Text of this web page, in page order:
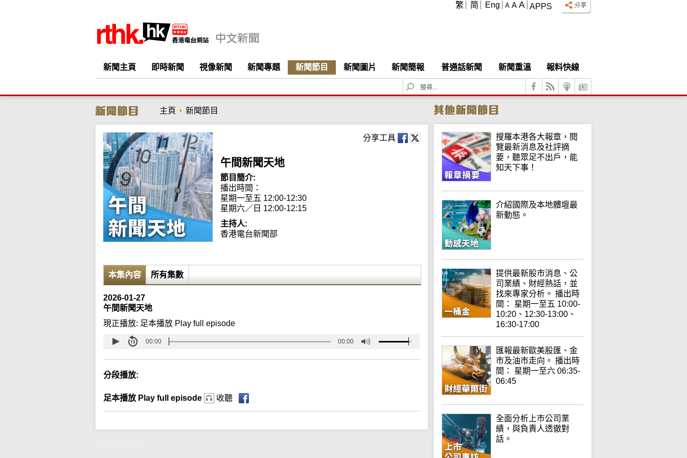
APPS
A A A
繁 简 Eng
新聞主頁 即時新聞 視像新聞 新聞專題 新聞節目 新聞圖片 新聞簡報 普通話新聞 新聞重溫
報料快線
S
e
c
h
主頁 新聞節目
分享工具
午間新聞天地
節目簡介:
播出時間：
星期一至五 12:00-12:30
星期六／日 12:00-12:15
主持人:
香港電台新聞部
本集內容 所有集數
2026-01-27
午間新聞天地
現正播放: 足本播放 Play full episode
00:00 00:00
分段播放:
足本播放 Play full episode 收聽
搜羅本港各大報章，閱
覽最新消息及社評摘
要，聽眾足不出戶，能
知天下事！
介紹國際及本地體壇最
新動態。
提供最新股市消息、公
司業績、財經熱話，並
找來專家分析。 播出時
間： 星期一至五 10:00-
10:20、12:30-13:00、
16:30-17:00
匯報最新歐美股匯、金
市及油市走向。 播出時
間： 星期一至六 06:35-
06:45
全面分析上巿公司業
績，與負責人透徹對
話。